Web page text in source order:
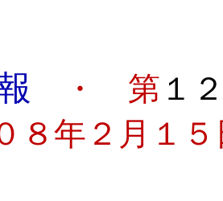
・ 第 １
８年２月１